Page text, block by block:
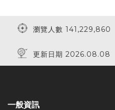
瀏覽人數 141,229,860
更新日期 2026.08.08
一般資訊